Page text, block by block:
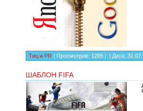
Тиц и PR | Просмотров: 1285 | | Дата:
ШАБЛОН FIFA